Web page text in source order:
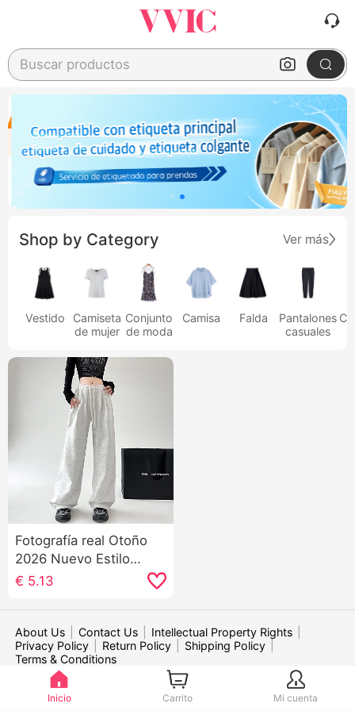
Buscar productos
Shop by Category Ver más
Vestido
Camiseta
de mujer
Conjunto
de moda
Camisa Falda
Pantalones
casuales
Fotografía real Otoño
2026 Nuevo Estilo
americano Pantalones
alto Kuo Pierna Casual
Wei Pantalones Baile
Danza jazz Pantalones
Niños
€ 5.13
About Us Contact Us Intellectual Property Rights
Privacy Policy
Return Policy Shipping Policy
Terms & Conditions
WE ACCEPT:
Inicio Carrito Mi cuenta